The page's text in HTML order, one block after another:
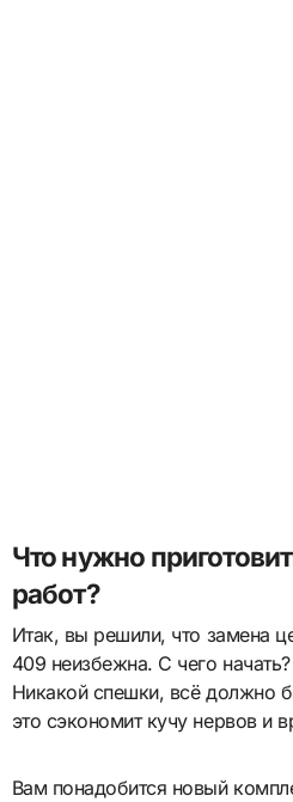
Что нужно
работ?
Итак, вы решили, что замена
409 неизбежна. С чего
Никакой спешки, всё должно
это сэкономит кучу нервов и
Вам понадобится новый